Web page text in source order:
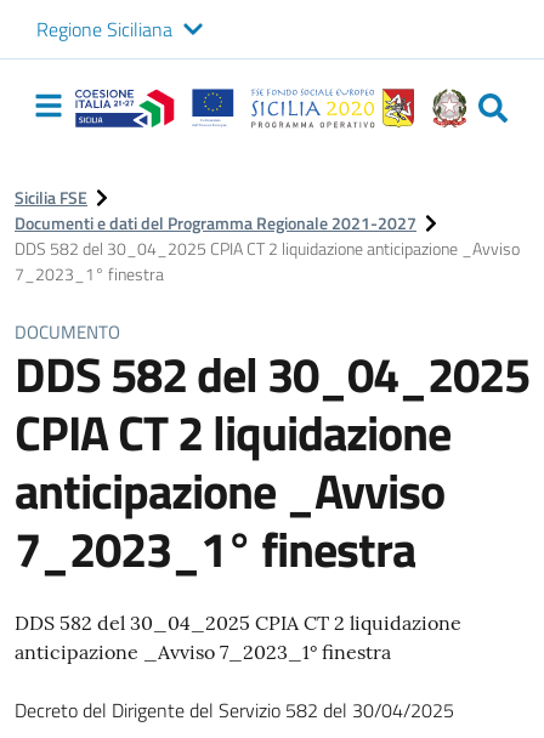
Regione Siciliana
Logo Sicilia FSE
Navigazione
principale
Sicilia FSE
Documenti e dati del Programma Regionale 2021-2027
DDS 582 del 30_04_2025 CPIA CT 2 liquidazione anticipazione _Avviso
7_2023_1° finestra
DOCUMENTO
DDS 582 del 30_04_2025
CPIA CT 2 liquidazione
anticipazione _Avviso
7_2023_1° finestra
DDS 582 del 30_04_2025 CPIA CT 2 liquidazione
anticipazione _Avviso 7_2023_1° finestra
Decreto del Dirigente del Servizio 582 del 30/04/2025